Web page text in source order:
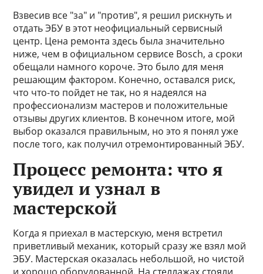
Взвесив все "за" и "против", я решил рискнуть и
отдать ЭБУ в этот неофициальный сервисный
центр. Цена ремонта здесь была значительно
ниже, чем в официальном сервисе Bosch, а сроки
обещали намного короче. Это было для меня
решающим фактором. Конечно, оставался риск,
что что-то пойдет не так, но я надеялся на
профессионализм мастеров и положительные
отзывы других клиентов. В конечном итоге, мой
выбор оказался правильным, но это я понял уже
после того, как получил отремонтированный ЭБУ.
Процесс ремонта: что я
увидел и узнал в
мастерской
Когда я приехал в мастерскую, меня встретил
приветливый механик, который сразу же взял мой
ЭБУ. Мастерская оказалась небольшой, но чистой